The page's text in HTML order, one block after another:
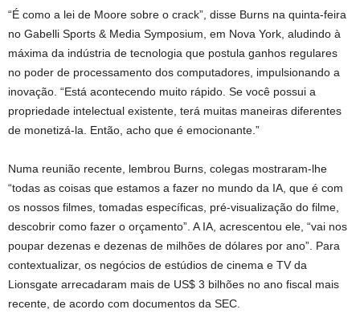
“É como a lei de Moore sobre o crack”, disse Burns na quinta-feira
no Gabelli Sports & Media Symposium, em Nova York, aludindo à
máxima da indústria de tecnologia que postula ganhos regulares
no poder de processamento dos computadores, impulsionando a
inovação. “Está acontecendo muito rápido. Se você possui a
propriedade intelectual existente, terá muitas maneiras diferentes
de monetizá-la. Então, acho que é emocionante.”
Numa reunião recente, lembrou Burns, colegas mostraram-lhe
“todas as coisas que estamos a fazer no mundo da IA, que é com
os nossos filmes, tomadas específicas, pré-visualização do filme,
descobrir como fazer o orçamento”. A IA, acrescentou ele, “vai nos
poupar dezenas e dezenas de milhões de dólares por ano”. Para
contextualizar, os negócios de estúdios de cinema e TV da
Lionsgate arrecadaram mais de US$ 3 bilhões no ano fiscal mais
recente, de acordo com documentos da SEC.